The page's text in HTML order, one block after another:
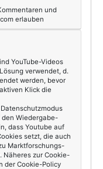
, wie so oft zu
gucke ich da
brosche,jugendstil
und
erlauben
YouTube-Videos
verwendet, d.
werden, bevor
Klick die
Wiedergabe-
dass Youtube auf
setzt, die auch
Marktforschungs-
Näheres zur Cookie-
der Cookie-Policy